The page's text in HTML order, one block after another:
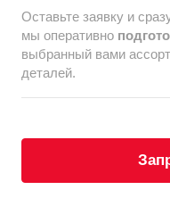
Оставьте заявку и
мы оперативно
выбранный вами
деталей.